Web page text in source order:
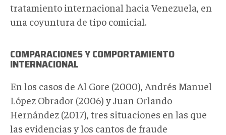
tratamiento internacional hacia Venezuela, en
una coyuntura de tipo comicial.
COMPARACIONES Y COMPORTAMIENTO
INTERNACIONAL
En los casos de Al Gore (2000), Andrés Manuel
López Obrador (2006) y Juan Orlando
Hernández (2017), tres situaciones en las que
las evidencias y los cantos de fraude